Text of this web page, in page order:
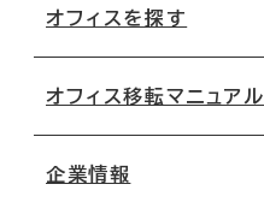
オフィスを探す
地図から探す
オフィス移転マニュアル
企業情報